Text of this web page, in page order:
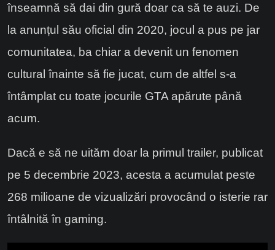
înseamnă să dai din gură doar ca să te auzi. De
la anunțul său oficial din 2020, jocul a pus pe jar
comunitatea, ba chiar a devenit un fenomen
cultural înainte să fie jucat, cum de altfel s-a
întâmplat cu toate jocurile GTA apărute până
acum.
Dacă e să ne uităm doar la primul trailer, publicat
pe 5 decembrie 2023, acesta a acumulat peste
268 milioane de vizualizări provocând o isterie rar
întâlnită în gaming.